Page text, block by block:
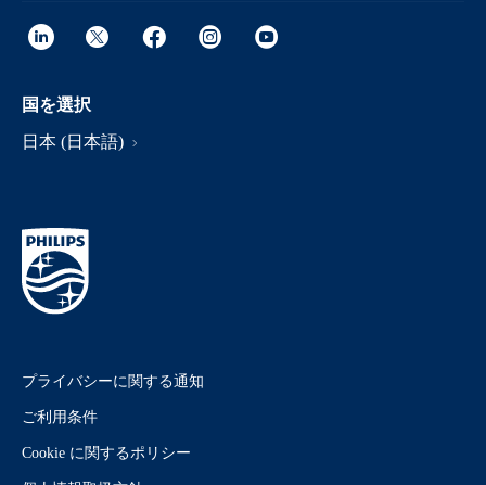
国を選択
日本 (日本語)
プライバシーに関する通知
ご利用条件
Cookie に関するポリシー